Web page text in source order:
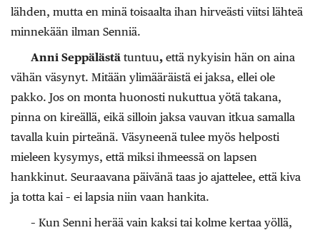
lähden, mutta en minä toisaalta ihan hirveästi viitsi lähteä
minnekään ilman Senniä.
Anni Seppälästä tuntuu, että nykyisin hän on aina
vähän väsynyt. Mitään ylimääräistä ei jaksa, ellei ole
pakko. Jos on monta huonosti nukuttua yötä takana,
pinna on kireällä, eikä silloin jaksa vauvan itkua samalla
tavalla kuin pirteänä. Väsyneenä tulee myös helposti
mieleen kysymys, että miksi ihmeessä on lapsen
hankkinut. Seuraavana päivänä taas jo ajattelee, että kiva
ja totta kai – ei lapsia niin vaan hankita.
– Kun Senni herää vain kaksi tai kolme kertaa yöllä,